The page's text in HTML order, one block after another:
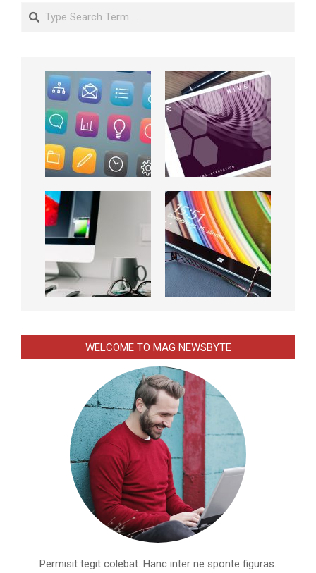
Search
WELCOME TO MAG NEWSBYTE
Permisit tegit colebat. Hanc inter ne sponte figuras.